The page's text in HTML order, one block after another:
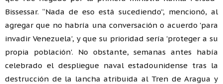
Bissessar. “Nada de eso está sucediendo”, mencionó, al
agregar que no habría una conversación o acuerdo 'para
invadir Venezuela', y que su prioridad sería 'proteger a su
propia población'. No obstante, semanas antes había
celebrado el despliegue naval estadounidense tras la
destrucción de la lancha atribuida al Tren de Aragua y